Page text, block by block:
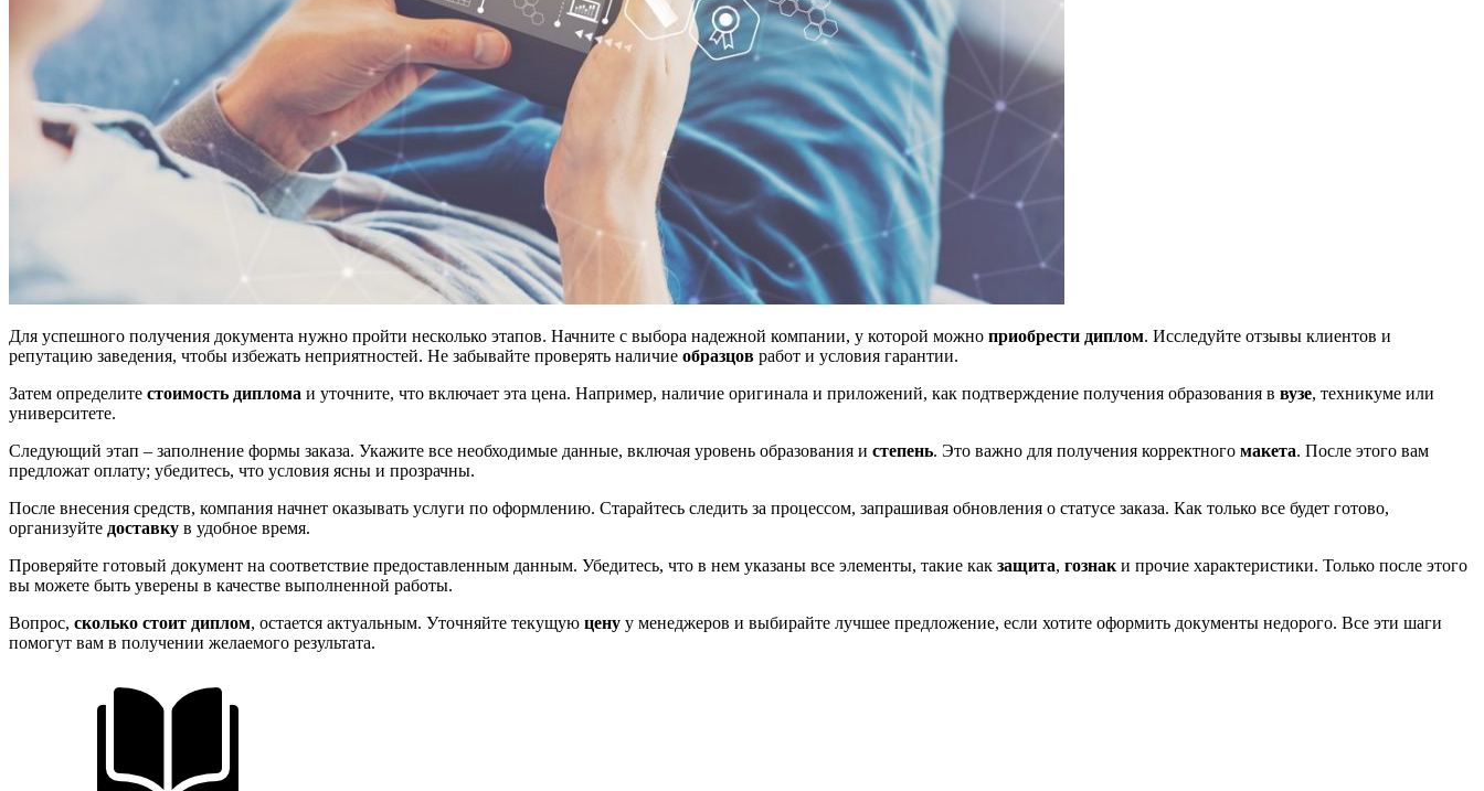
Для успешного получения документа нужно пройти несколько этапов. Начните с выбора надежной компании, у которой можно приобрести диплом. Исследуйте отзывы клиентов и
репутацию заведения, чтобы избежать неприятностей. Не забывайте проверять наличие образцов работ и условия гарантии.
Затем определите стоимость диплома и уточните, что включает эта цена. Например, наличие оригинала и приложений, как подтверждение получения образования в вузе, техникуме или
университете.
Следующий этап – заполнение формы заказа. Укажите все необходимые данные, включая уровень образования и степень. Это важно для получения корректного макета. После этого вам
предложат оплату; убедитесь, что условия ясны и прозрачны.
После внесения средств, компания начнет оказывать услуги по оформлению. Старайтесь следить за процессом, запрашивая обновления о статусе заказа. Как только все будет готово,
организуйте доставку в удобное время.
Проверяйте готовый документ на соответствие предоставленным данным. Убедитесь, что в нем указаны все элементы, такие как защита, гознак и прочие характеристики. Только после этого
вы можете быть уверены в качестве выполненной работы.
Вопрос, сколько стоит диплом, остается актуальным. Уточняйте текущую цену у менеджеров и выбирайте лучшее предложение, если хотите оформить документы недорого. Все эти шаги
помогут вам в получении желаемого результата.